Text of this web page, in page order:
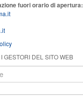
fuori orario di apertura:
GESTORI DEL SITO WEB